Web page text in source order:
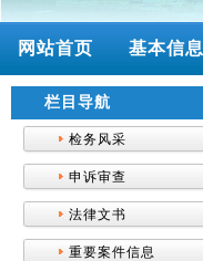
网站首页 基本信息
栏目导航
检务风采
申诉审查
法律文书
重要案件信息